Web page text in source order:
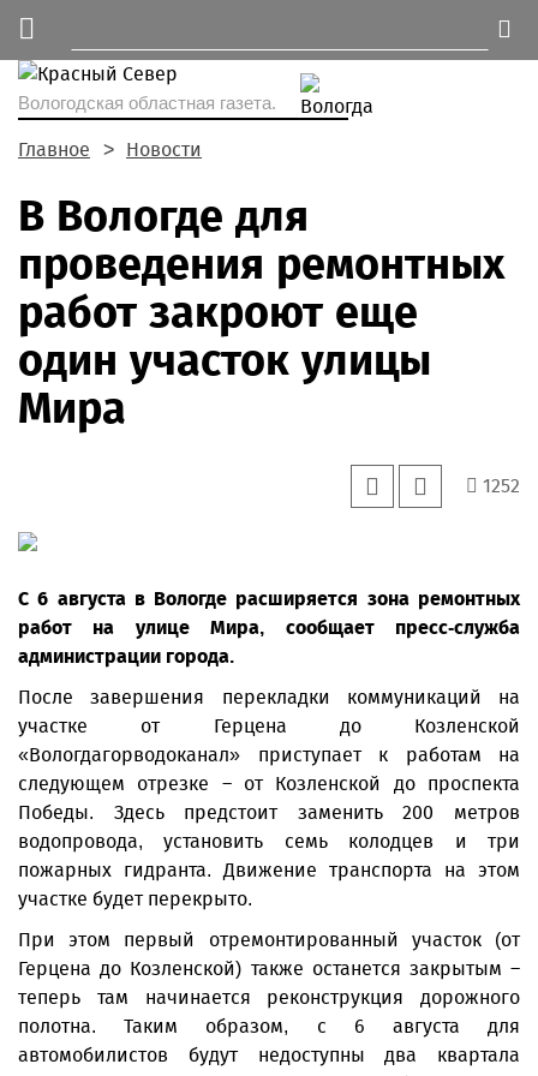
Вологодская областная газета.
Главное Новости
В Вологде для
проведения ремонтных
работ закроют еще
один участок улицы
Мира
1252
С 6 августа в Вологде расширяется зона ремонтных
работ на улице Мира, сообщает пресс-служба
администрации города.
После завершения перекладки коммуникаций на
участке от Герцена до Козленской
«Вологдагорводоканал» приступает к работам на
следующем отрезке – от Козленской до проспекта
Победы. Здесь предстоит заменить 200 метров
водопровода, установить семь колодцев и три
пожарных гидранта. Движение транспорта на этом
участке будет перекрыто.
При этом первый отремонтированный участок (от
Герцена до Козленской) также останется закрытым –
теперь там начинается реконструкция дорожного
полотна. Таким образом, с 6 августа для
автомобилистов будут недоступны два квартала